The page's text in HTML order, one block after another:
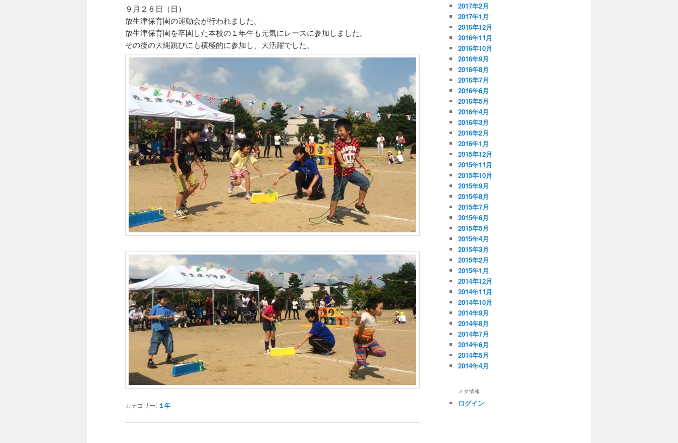
９月２８日（日）
放生津保育園の運動会が行われました。
放生津保育園を卒園した本校の１年生も元気にレースに参加しました。
その後の大縄跳びにも積極的に参加し、大活躍でした。
カテゴリー: １年
2017年2月
2017年1月
2016年12月
2016年11月
2016年10月
2016年9月
2016年8月
2016年7月
2016年6月
2016年5月
2016年4月
2016年3月
2016年2月
2016年1月
2015年12月
2015年11月
2015年10月
2015年9月
2015年8月
2015年7月
2015年6月
2015年5月
2015年4月
2015年3月
2015年2月
2015年1月
2014年12月
2014年11月
2014年10月
2014年9月
2014年8月
2014年7月
2014年6月
2014年5月
2014年4月
メタ情報
ログイン